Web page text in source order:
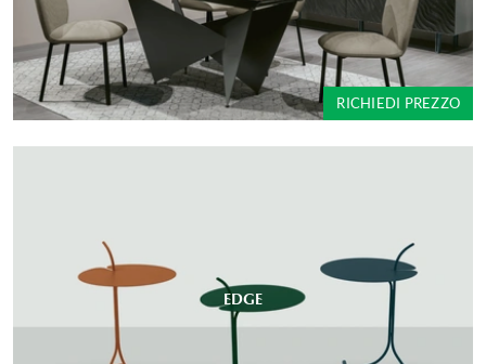
RICHIEDI PREZZO
EDGE